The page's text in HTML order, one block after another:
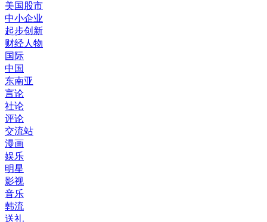
美国股市
中小企业
起步创新
财经人物
国际
中国
东南亚
言论
社论
评论
交流站
漫画
娱乐
明星
影视
音乐
韩流
送礼